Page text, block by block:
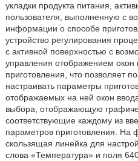
укладки продукта питания,
пользователя, выполненную с
информации о способе
устройство регулирования
с активной поверхностью с
управления отображением окон
приготовления, что позволяет
настраивать параметры
отображаемых на ней окон
выбора, отображающую
соответствующие каждому из
параметров приготовления. На
скользящая линейка для
слова «Температура» и поля